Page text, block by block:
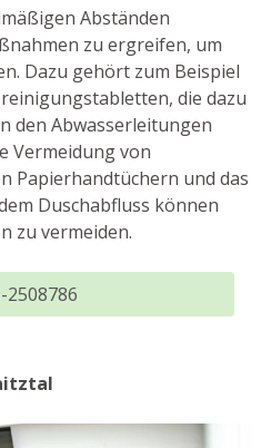
Abständen
zu ergreifen, um
Dazu gehört zum Beispiel
die dazu
den Abwasserleitungen
Vermeidung von
Papierhandtüchern und das
Duschabfluss können
zu vermeiden.
2508786